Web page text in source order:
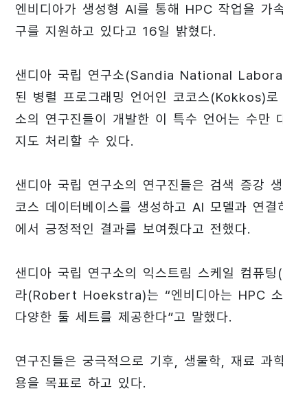
엔비디아가 생성형 AI를 통해 HPC 작업을
구를 지원하고 있다고 16일 밝혔다.
샌디아 국립 연구소(Sandia National
된 병렬 프로그래밍 언어인 코코스(Kokkos)
소의 연구진들이 개발한 이 특수 언어는 수만
지도 처리할 수 있다.
샌디아 국립 연구소의 연구진들은 검색 증
코스 데이터베이스를 생성하고 AI 모델과 연
에서 긍정적인 결과를 보여줬다고 전했다.
샌디아 국립 연구소의 익스트림 스케일 컴
라(Robert Hoekstra)는 “엔비디아는 HPC 소
다양한 툴 세트를 제공한다”고 말했다.
연구진들은 궁극적으로 기후, 생물학, 재료 과
용을 목표로 하고 있다.